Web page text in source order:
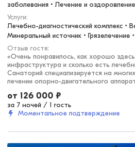
заболевания • Лечение и
Услуги:
Лечебно-диагностический комплекс •
Минеральный источник • Грязелечение
Отзыв гостя:
«Очень понравилось, как хорошо
инфраструктура и сколько есть
Санаторий специализируется на
лечении опорно-двигательного
от 126 000 ₽
за 7 ночей / 1 гость
Моментальное подтверждение